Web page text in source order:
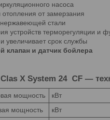
насоса
от замерзания
нержавеющей стали
устройств терморегуляции и
увеличивает срок службы
клапан и датчик бойлера
X System 24 СF —
мощность кВт
мощность
кВт